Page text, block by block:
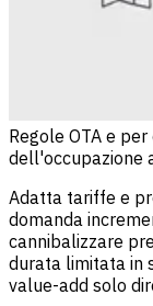
Regole OTA e
dell'occupazione
Adatta tariffe e
domanda
cannibalizzare
durata limitata in
value-add solo